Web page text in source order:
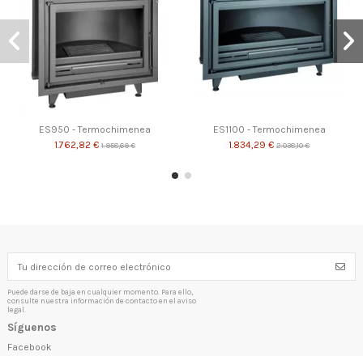
ES950 - Termochimenea
1.762,82 €1.958,69 €
ES1100 - Termochimenea
1.834,29 €2.038,10 €
Puede darse de baja en cualquier momento. Para ello,
consulte nuestra información de contacto en el aviso
legal.
Síguenos
Facebook